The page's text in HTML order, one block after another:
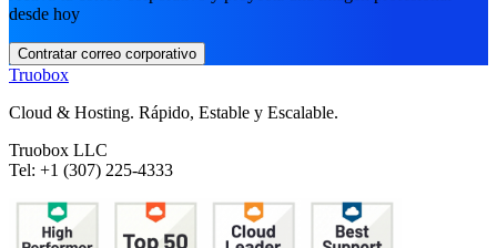
desde hoy
Contratar correo corporativo
Truobox
Cloud & Hosting. Rápido, Estable y Escalable.
Truobox LLC
Tel: +1 (307) 225-4333